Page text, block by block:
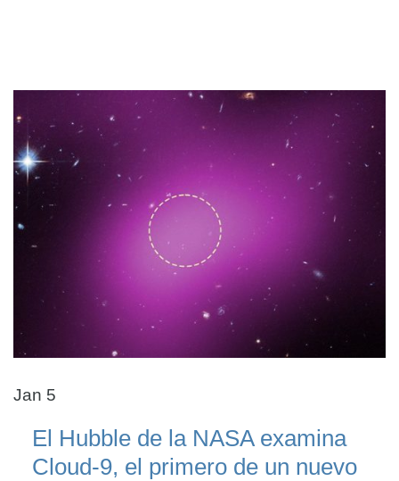
Jan 5
El Hubble de la NASA examina
Cloud-9, el primero de un nuevo